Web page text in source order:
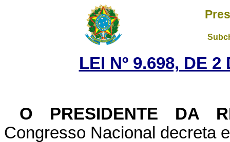
LEI Nº 9.698, DE
O PRESIDENTE DA
Congresso Nacional decreta